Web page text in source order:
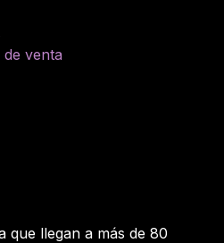
venta
que llegan a más de 80